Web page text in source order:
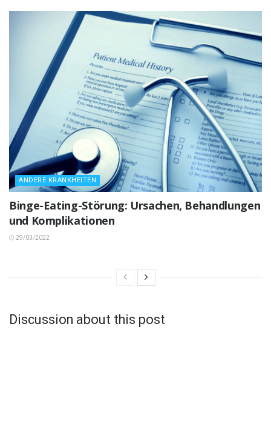
ANDERE KRANKHEITEN
Binge-Eating-Störung: Ursachen, Behandlungen
und Komplikationen
29/03/2022
Discussion about this post